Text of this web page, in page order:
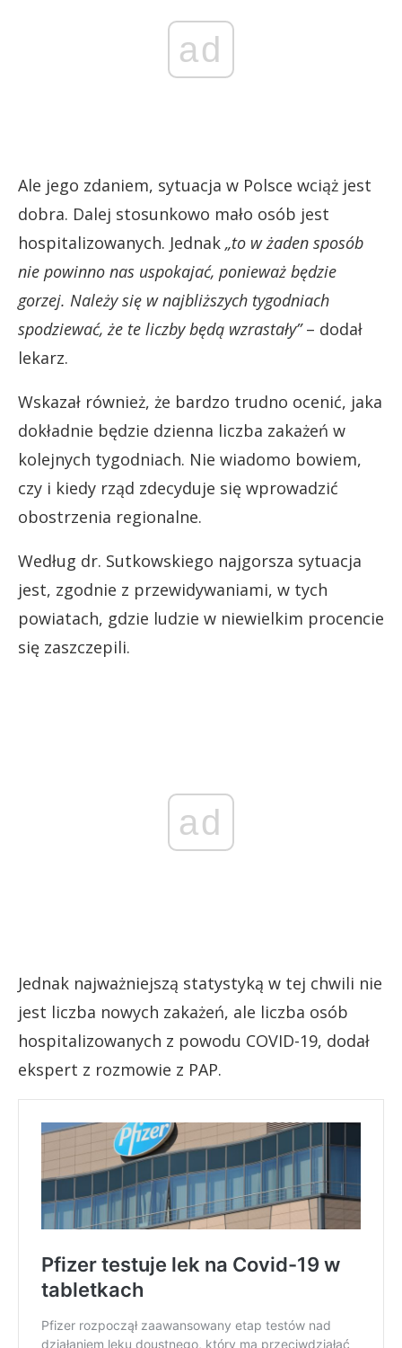
ad
Ale jego zdaniem, sytuacja w Polsce wciąż jest
dobra. Dalej stosunkowo mało osób jest
hospitalizowanych. Jednak „to w żaden sposób
nie powinno nas uspokajać, ponieważ będzie
gorzej. Należy się w najbliższych tygodniach
spodziewać, że te liczby będą wzrastały”– dodał
lekarz.
Wskazał również, że bardzo trudno ocenić, jaka
dokładnie będzie dzienna liczba zakażeń w
kolejnych tygodniach. Nie wiadomo bowiem,
czy i kiedy rząd zdecyduje się wprowadzić
obostrzenia regionalne.
Według dr. Sutkowskiego najgorsza sytuacja
jest, zgodnie z przewidywaniami, w tych
powiatach, gdzie ludzie w niewielkim procencie
się zaszczepili.
ad
Jednak najważniejszą statystyką w tej chwili nie
jest liczba nowych zakażeń, ale liczba osób
hospitalizowanych z powodu COVID-19, dodał
ekspert z rozmowie z PAP.